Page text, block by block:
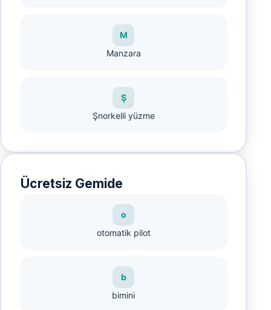
M
Manzara
Ş
Şnorkelli yüzme
Ücretsiz Gemide
o
otomatik pilot
b
bimini